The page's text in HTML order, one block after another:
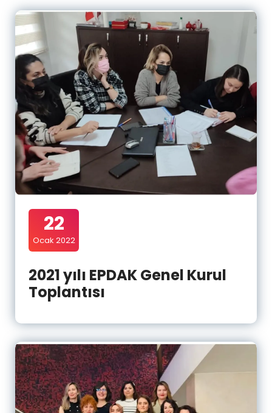
22
Ocak 2022
2021 yılı EPDAK Genel Kurul
Toplantısı